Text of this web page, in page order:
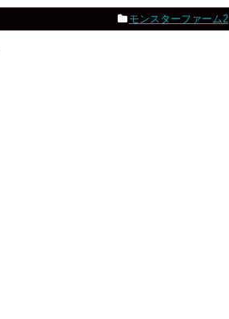
モンスターファーム2